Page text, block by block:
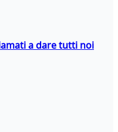
a dare tutti noi